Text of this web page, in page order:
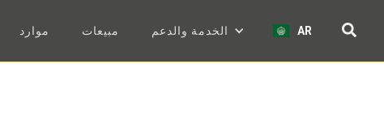
موارد مبيعات الخدمة والدعم AR